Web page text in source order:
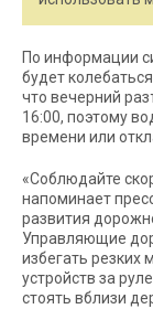
По информации
будет
что вечерний
16:00, поэтому
времени или
«Соблюдайте
напоминает
развития
Управляющие
избегать резких
устройств за
стоять вблизи